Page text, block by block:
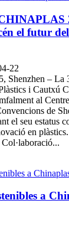
el futur
22
Shenzhen – La
i Cautxú
al
de
el seu estatus
en
a